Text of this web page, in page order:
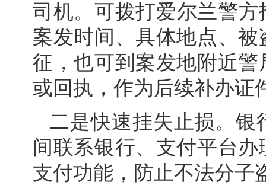
司机。可拨打爱尔兰警方
案发时间、具体地点、
征，也可到案发地附近
或回执，作为后续补办证
二是快速挂失止损。银
间联系银行、支付平台
支付功能，防止不法分子